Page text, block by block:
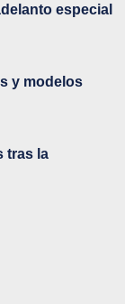
especial
y modelos
tras la